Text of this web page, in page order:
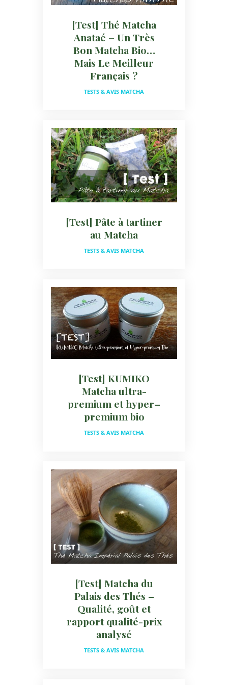
[Test] Thé Matcha
Anataé – Un Très
Bon Matcha Bio…
Mais Le Meilleur
Français ?
TESTS & AVIS MATCHA
[Test] Pâte à tartiner
au Matcha
TESTS & AVIS MATCHA
[Test] KUMIKO
Matcha ultra-
premium et hyper–
premium bio
TESTS & AVIS MATCHA
[Test] Matcha du
Palais des Thés –
Qualité, goût et
rapport qualité-prix
analysé
TESTS & AVIS MATCHA